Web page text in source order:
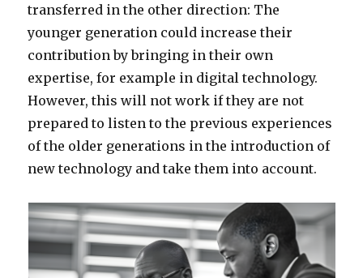
transferred in the other direction: The
younger generation could increase their
contribution by bringing in their own
expertise, for example in digital technology.
However, this will not work if they are not
prepared to listen to the previous experiences
of the older generations in the introduction of
new technology and take them into account.